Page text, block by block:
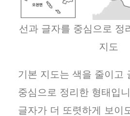
선과 글자를 중심으로 정
지도
기본 지도는 색을 줄이고
중심으로 정리한 형태입
글자가 더 또렷하게 보이